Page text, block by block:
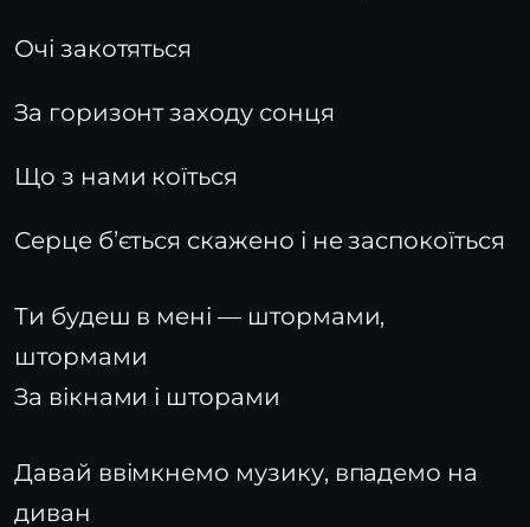
Очі закотяться
За горизонт заходу сонця
Що з нами коїться
Серце бʼється скажено і не заспокоїться
Ти будеш в мені — штормами,
штормами
За вікнами і шторами
Давай ввімкнемо музику, впадемо на
диван